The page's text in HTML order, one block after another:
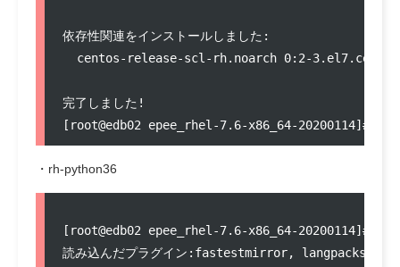
依存性関連をインストールしました:
centos-
完了しました!
・rh-python36
[root@edb02 epee_rhel-7.6-x86_64-20200114]#
読み込んだプラグイン:fastestmirror, langpacks